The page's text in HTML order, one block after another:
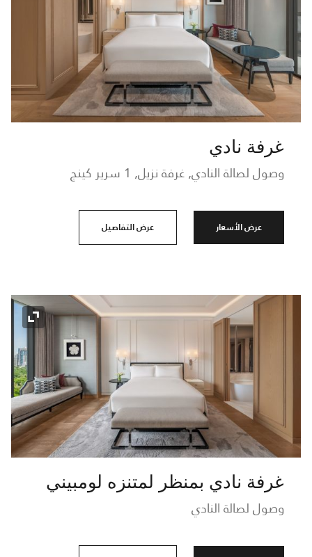
غرفة نادي
وصول لصالة النادي, غرفة نزيل, 1 سرير كينج
عرض الأسعار عرض التفاصيل
رمز
غرفة نادي بمنظر لمتنزه لومبيني
وصول لصالة النادي